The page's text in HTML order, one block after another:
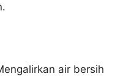
air bersih